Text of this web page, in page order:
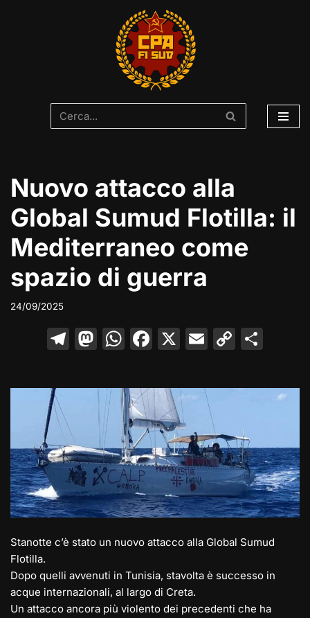
Nuovo attacco alla
Global Sumud Flotilla: il
Mediterraneo come
spazio di guerra
24/09/2025
T
e
m
M
st
o
d
o
n
W
at
s
A
p
p
F
c
e
b
o
o
k
X E
ai
C
p
Li
n
k
n
di
di
Stanotte c’è stato un nuovo attacco alla Global Sumud
Flotilla.
Dopo quelli avvenuti in Tunisia, stavolta è successo in
acque internazionali, al largo di Creta.
Un attacco ancora più violento dei precedenti che ha